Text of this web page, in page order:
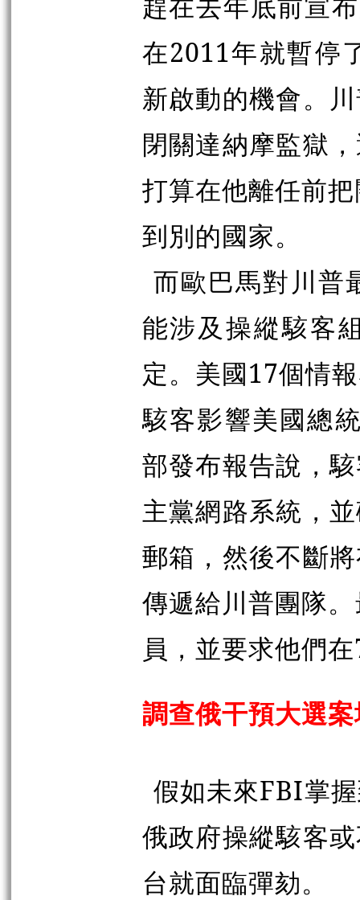
在2011年就暫停
新啟動的機會。
閉關達納摩監獄
打算在他離任前
到別的國家。
而歐巴馬對川普
能涉及操縱駭客
定。美國17個情
駭客影響美國總
部發布報告說，
主黨網路系統，
郵箱，然後不斷
傳遞給川普團隊
員，並要求他們
調查俄干預大選
假如未來FBI掌
俄政府操縱駭客
台就面臨彈劾。